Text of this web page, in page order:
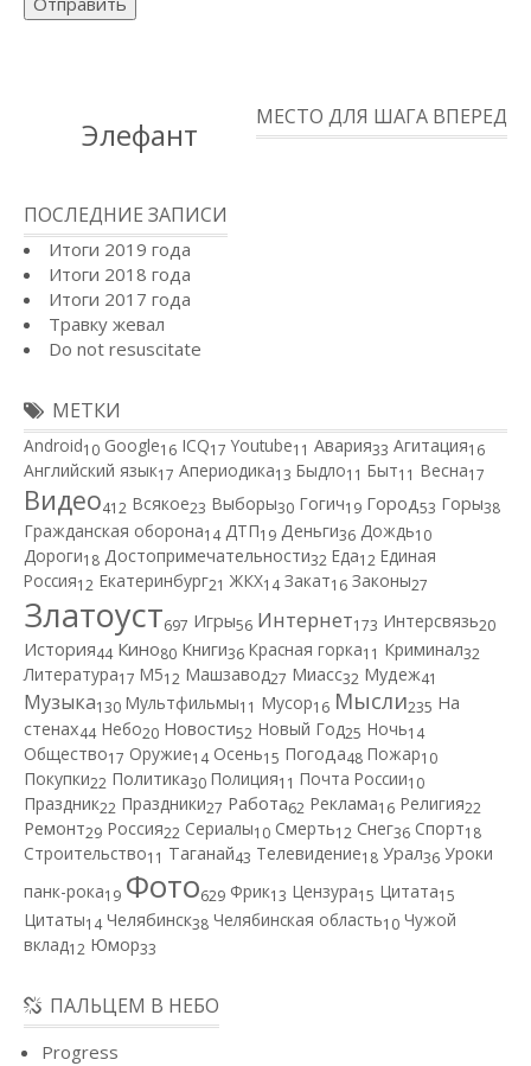
Элефант МЕСТО ДЛЯ ШАГА ВПЕРЕД
ПОСЛЕДНИЕ ЗАПИСИ
Итоги 2019 года
Итоги 2018 года
Итоги 2017 года
Травку жевал
Do not resuscitate
МЕТКИ
Android10 Google16 ICQ17 Youtube11 Авария33 Агитация16
Английский язык17 Апериодика13 Быдло11 Быт11 Весна17
Видео412 Всякое23 Выборы30 Гогич19 Город53 Горы38
Гражданская оборона14 ДТП19 Деньги36 Дождь10
Дороги18 Достопримечательности32 Еда12 Единая
Россия12 Екатеринбург21 ЖКХ14 Закат16 Законы27
Златоуст697 Игры56 Интернет173 Интерсвязь20
История44 Кино80 Книги36 Красная горка11 Криминал32
Литература17 М512 Машзавод27 Миасс32 Мудеж41
Музыка130 Мультфильмы11 Мусор16 Мысли235 На
стенах44 Небо20 Новости52 Новый Год25 Ночь14
Общество17 Оружие14 Осень15 Погода48 Пожар10
Покупки22 Политика30 Полиция11 Почта России10
Праздник22 Праздники27 Работа62 Реклама16 Религия22
Ремонт29 Россия22 Сериалы10 Смерть12 Снег36 Спорт18
Строительство11 Таганай43 Телевидение18 Урал36 Уроки
панк-рока19 Фото629 Фрик13 Цензура15 Цитата15
Цитаты14 Челябинск38 Челябинская область10 Чужой
вклад12 Юмор33
ПАЛЬЦЕМ В НЕБО
Progress